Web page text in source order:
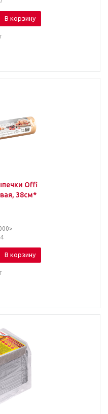
В корзину
Offi
38см*
покры
В корзину